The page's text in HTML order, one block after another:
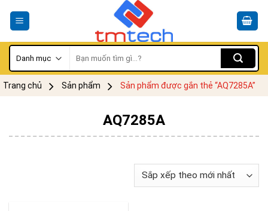
kiếm:
Trang chủ Sản phẩm Sản phẩm được gắn thẻ “AQ7285A”
AQ7285A